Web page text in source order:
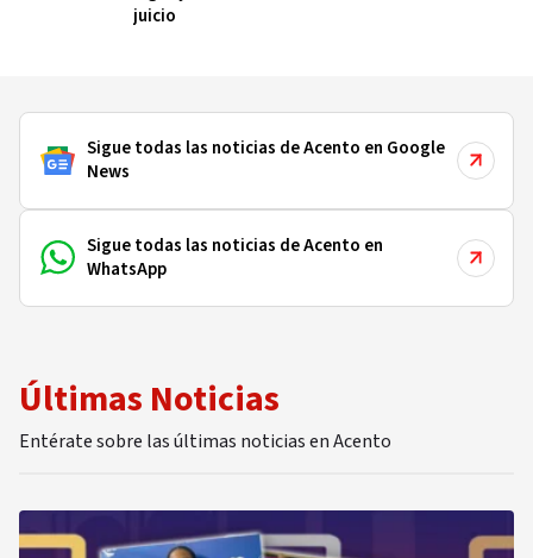
juicio
Sigue todas las noticias de Acento en Google
News
Sigue todas las noticias de Acento en
WhatsApp